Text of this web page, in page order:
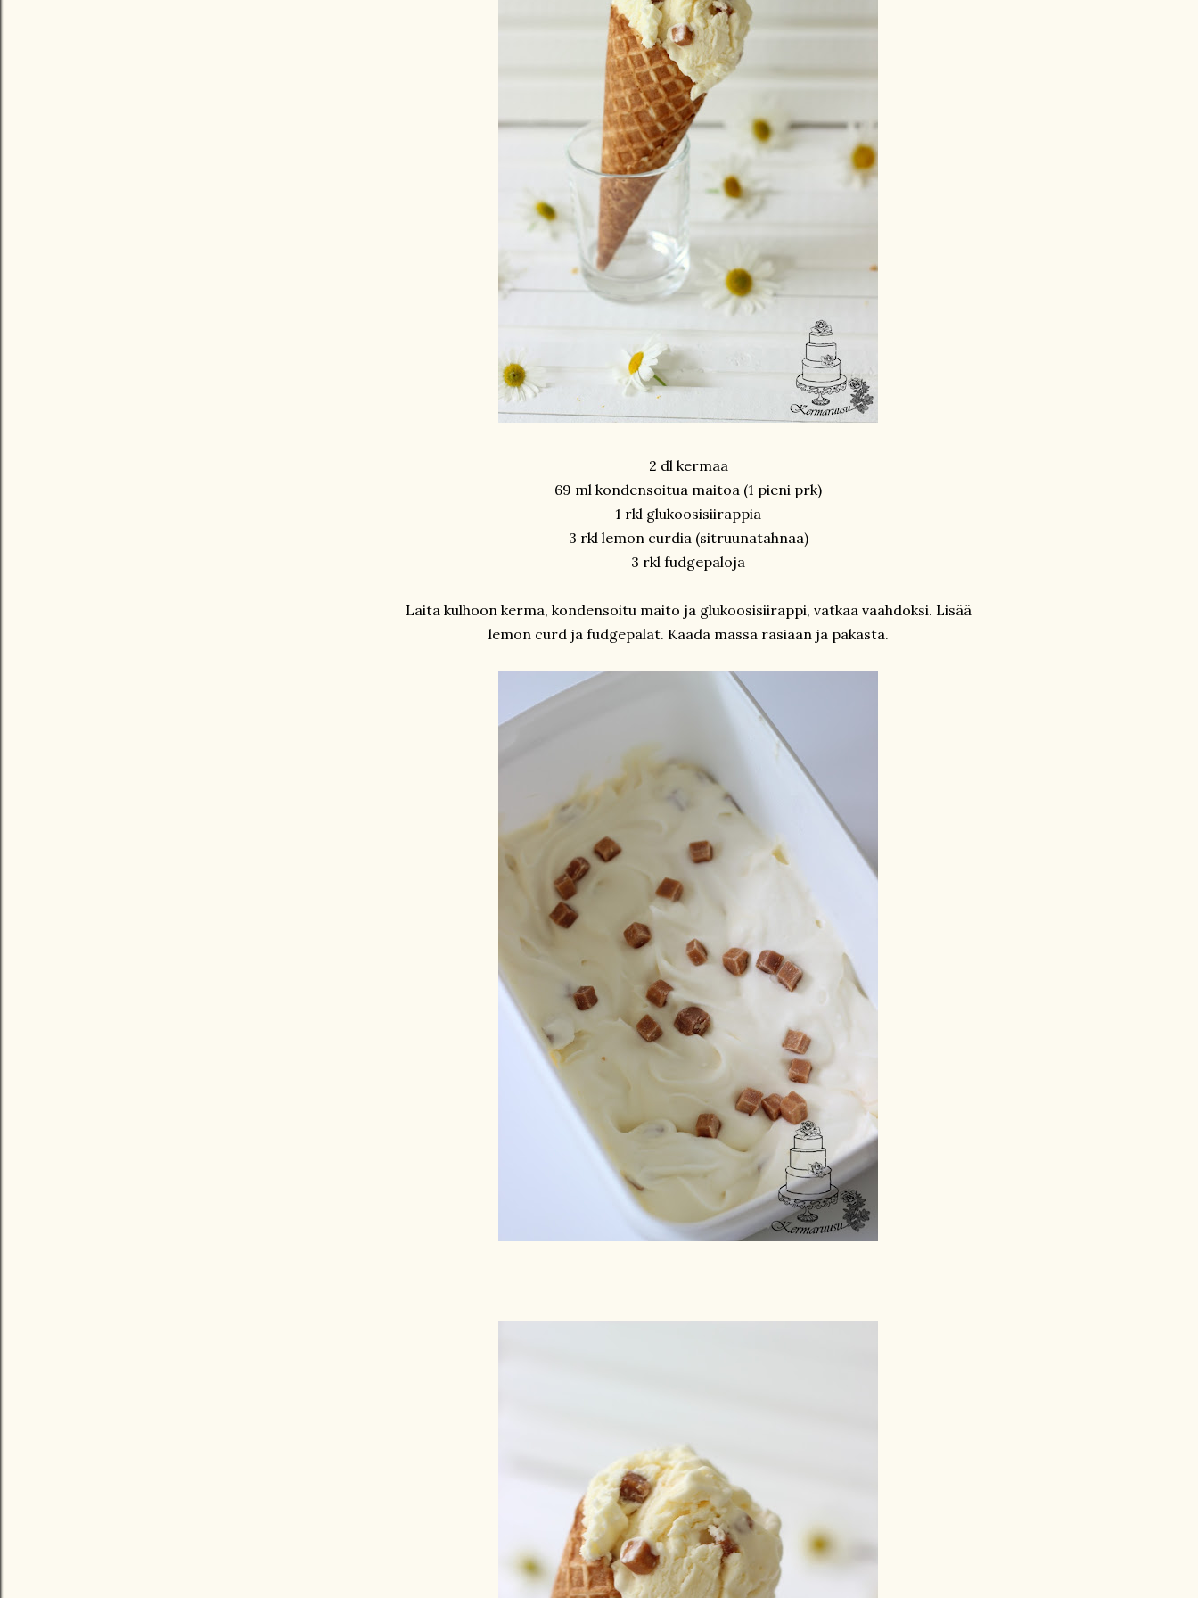
2 dl kermaa
69 ml kondensoitua maitoa (1 pieni prk)
1 rkl glukoosisiirappia
3 rkl lemon curdia (sitruunatahnaa)
3 rkl fudgepaloja
Laita kulhoon kerma, kondensoitu maito ja glukoosisiirappi, vatkaa vaahdoksi. Lisää
lemon curd ja fudgepalat. Kaada massa rasiaan ja pakasta.